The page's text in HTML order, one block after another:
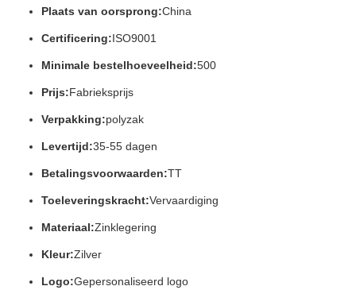
Plaats van oorsprong:China
Certificering:ISO9001
Minimale bestelhoeveelheid:500
Prijs:Fabrieksprijs
Verpakking:polyzak
Levertijd:35-55 dagen
Betalingsvoorwaarden:TT
Toeleveringskracht:Vervaardiging
Materiaal:Zinklegering
Kleur:Zilver
Logo:Gepersonaliseerd logo